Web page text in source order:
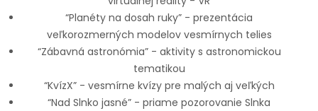
“Planéty na dosah ruky” - prezentácia
veľkorozmerných modelov vesmírnych telies
“Zábavná astronómia” - aktivity s astronomickou
tematikou
“KvízX” - vesmírne kvízy pre malých aj veľkých
“Nad Slnko jasné” - priame pozorovanie Slnka